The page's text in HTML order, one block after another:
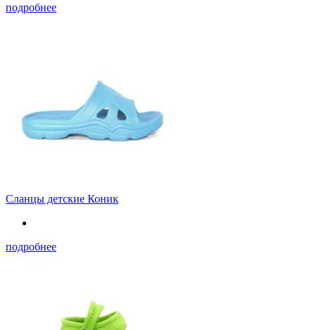
подробнее
Сланцы детские Коник
подробнее